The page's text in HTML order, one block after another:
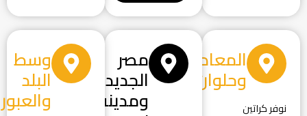
المعادي
وحلوان
نوفر كراتين
مصر
الجديدة
ومدينة
وسط
البلد
والعبور